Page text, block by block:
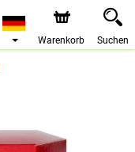
Warenkorb Suchen